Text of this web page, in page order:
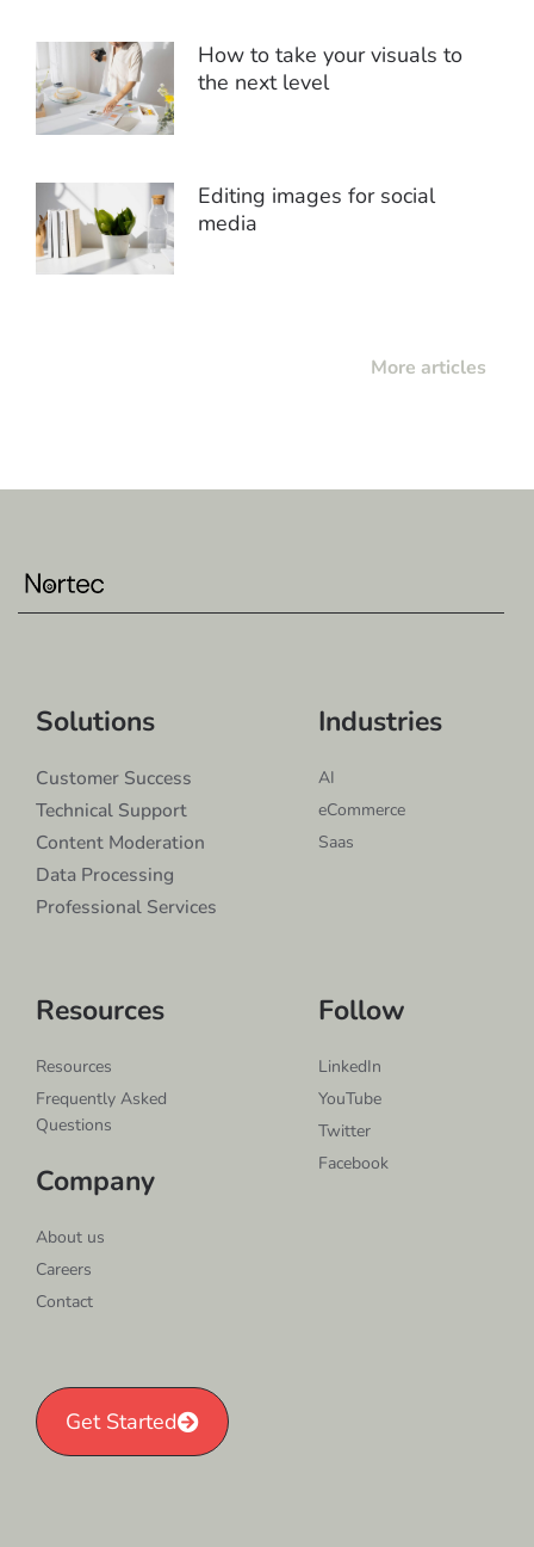
How to take your visuals to
the next level
Editing images for social
media
More articles
Solutions
Customer Success
Technical Support
Content Moderation
Data Processing
Professional Services
Industries
AI
eCommerce
Saas
Resources
Resources
Frequently Asked
Questions
Company
About us
Careers
Contact
Follow
LinkedIn
YouTube
Twitter
Facebook
Get Started